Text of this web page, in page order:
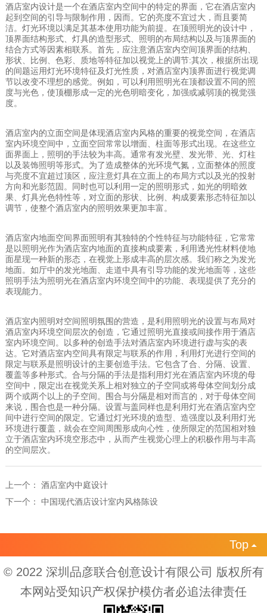
酒店室内设计是一个在酒店室内空间中的特定的界面，它在酒店室内
起到空间的引导与限制作用，因而。它的亮度不宜过大，而且要简
洁。灯光环境以满足其基本使用功能为前提。在顶照明光的设计中，
顶界面结构形式、灯具的造型形式、照明的布局结构以及与顶界面的
结合方式等因素相联系。首先，应注意酒店室内空间顶界面的结构、
形状、比例、色彩、质地等特征加以视觉上的调节:其次，根据所出现
的间题运用灯光环境特征及灯光性质，对酒店室内顶界面进行视觉调
节以改变不理想的感觉。例如，可以利用照明光在顶都设置不同的照
度与光色，使顶棚形成一定的光色明暗变化，加强或减弱顶的视觉强
度。
酒店室内的立面空间是体现酒店室内风格的重要的视觉空间，在酒店
室内环境空间中，立面空回常常以增面、柱面等形式出现。在这些立
面界面上，照明的手法较为丰高。通常有发光壁、发光带、光、灯柱
以及装饰照明等形式。为了造成整体的光环境气氮，立面整体的照度
与亮度不宜超过顶区，应注意灯具在立面上的布局方式以及光的投射
方向和光影范固。同时也可以利用一定的照明形式，如光的明暗效
果、灯具光色特性等，对立面的形状、比例、构成要素形态特征加以
调节，使整个酒店室内的照明效果更加丰富。
酒店室内地面空间界面照明有其独特的个性特征与功能特征，它常常
是以照明光作为酒店室内地面的直接构成要素，利用透光性材料使地
面星现一种新的形态，在视觉上形成丰高的层次感。我们称之为发光
地面。如厅中的发光地面、走道中具有引导功能的发光地面等，这些
照明手法为照明光在酒店室内环境空间中的功能、表现提供了充分的
表现能力。
酒店室内照明对空间照明氛围的营造，是利用照明光的设置与布局对
酒店室内环境空间层次的创造，它通过照明光直接或间接作用于酒店
室内环境空间。以多种的创造手法对酒店室内环境进行虚与实的表
达。它对酒店室内空间具有限定与联系的作用，利用灯光进行空间的
限定与联系是照明设计的主要创造手法。它包含了合、分隔、设置、
覆盖等多种形式。合与分隔的手法是指利用灯光在酒店室内环境的母
空间中，限定出在视觉关系上相对独立的子空同或将母体空间划分成
两个或两个以上的子空间。围合与分隔是相对而言的，对于母体空间
来说，围合也是一种分隔。设置与盖同样也是利用灯光在酒店室内空
间中进行空间的限定。它通过灯光环境的造型、造强度以及利用灯光
环境进行覆盖，就会在空间周围形成向心性，使所限定的范国相对独
立于酒店室内环境空形态中，从而产生视觉心理上的积极作用与丰高
的空间层次。
上一个： 酒店室内中庭设计
下一个： 中国现代酒店设计室内风格陈设
Top
© 2022 深圳品彦联合创意设计有限公司 版权所有
本网站受知识产权保护模仿者必追法律责任